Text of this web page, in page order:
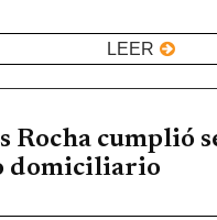
LEER
Rocha cumplió
domiciliario